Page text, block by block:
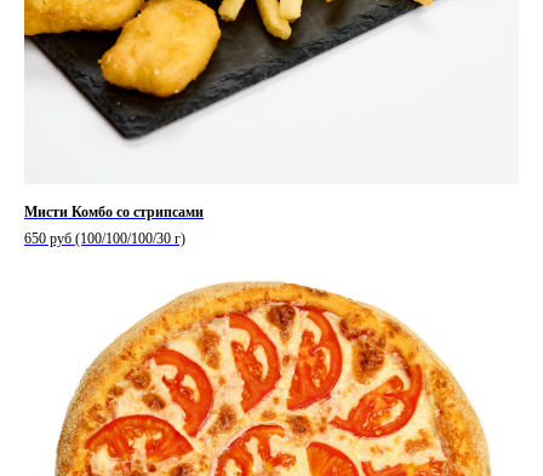
Мисти Комбо со стрипсами
650 руб (100/100/100/30 г)